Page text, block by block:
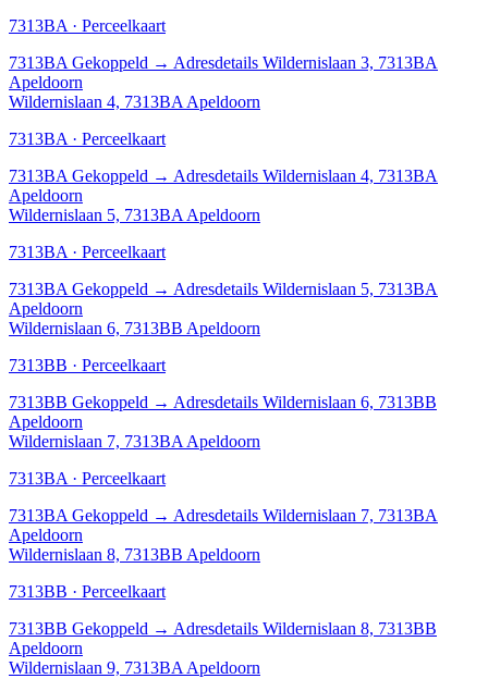
7313BA · Perceelkaart
7313BA Gekoppeld → Adresdetails Wildernislaan 3, 7313BA
Apeldoorn
Wildernislaan 4, 7313BA Apeldoorn
7313BA · Perceelkaart
7313BA Gekoppeld → Adresdetails Wildernislaan 4, 7313BA
Apeldoorn
Wildernislaan 5, 7313BA Apeldoorn
7313BA · Perceelkaart
7313BA Gekoppeld → Adresdetails Wildernislaan 5, 7313BA
Apeldoorn
Wildernislaan 6, 7313BB Apeldoorn
7313BB · Perceelkaart
7313BB Gekoppeld → Adresdetails Wildernislaan 6, 7313BB
Apeldoorn
Wildernislaan 7, 7313BA Apeldoorn
7313BA · Perceelkaart
7313BA Gekoppeld → Adresdetails Wildernislaan 7, 7313BA
Apeldoorn
Wildernislaan 8, 7313BB Apeldoorn
7313BB · Perceelkaart
7313BB Gekoppeld → Adresdetails Wildernislaan 8, 7313BB
Apeldoorn
Wildernislaan 9, 7313BA Apeldoorn